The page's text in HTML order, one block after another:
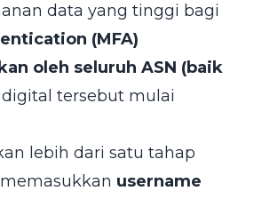
data yang tinggi bagi
(MFA)
oleh seluruh ASN (baik
tersebut mulai
lebih dari satu tahap
username